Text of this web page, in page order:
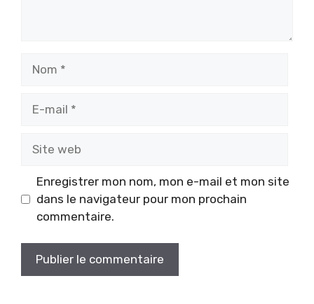
mail
web
Enregistrer mon nom, mon e-mail et mon site
dans le navigateur pour mon prochain
commentaire.